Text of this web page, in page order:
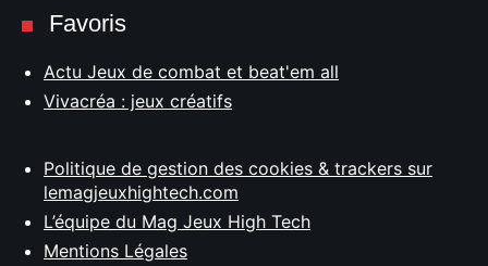
Favoris
Actu Jeux de combat et beat'em all
Vivacréa : jeux créatifs
Politique de gestion des cookies & trackers sur
lemagjeuxhightech.com
L’équipe du Mag Jeux High Tech
Mentions Légales